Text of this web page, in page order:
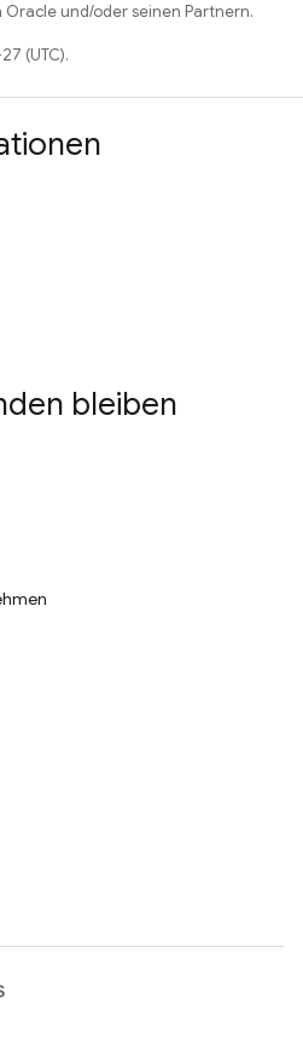
und/oder seinen Partnern.
(UTC).
bleiben